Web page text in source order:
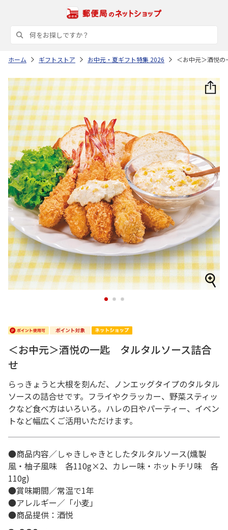
ホーム ギフトストア お中元・夏ギフト特集 2026 ＜お中元＞酒悦
1 2 3
＜お中元＞酒悦の一匙 タルタルソース詰合
せ
らっきょうと大根を刻んだ、ノンエッグタイプのタルタル
ソースの詰合せです。フライやクラッカー、野菜スティッ
クなど食べ方はいろいろ。ハレの日やパーティー、イベン
トなど幅広くご活用いただけます。
●商品内容／しゃきしゃきとしたタルタルソース(燻製
風・柚子風味 各110g×2、カレー味・ホットチリ味 各
110g)
●賞味期間／常温で1年
●アレルギー／「小麦」
●商品提供：酒悦